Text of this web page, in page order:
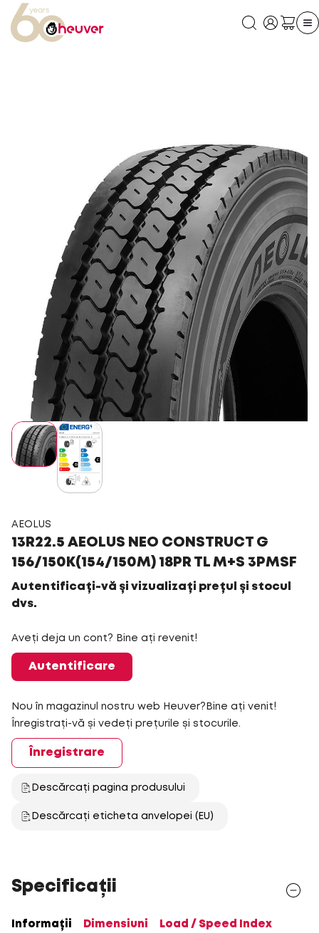
AEOLUS
13R22.5 AEOLUS NEO CONSTRUCT G
156/150K(154/150M) 18PR TL M+S 3PMSF
Autentificați-vă și vizualizați prețul și stocul
dvs.
Aveți deja un cont? Bine ați revenit!
Autentificare
Nou în magazinul nostru web Heuver?Bine ați venit!
Înregistrați-vă și vedeți prețurile și stocurile.
Înregistrare
Descărcați pagina produsului
Descărcați eticheta anvelopei (EU)
Specificații
Informații Dimensiuni
Load / Speed Index